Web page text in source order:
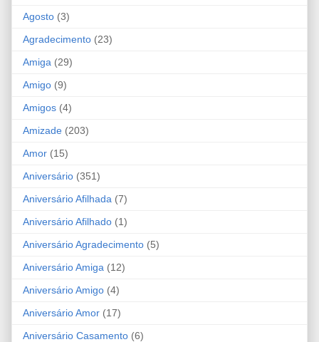
Agosto (3)
Agradecimento (23)
Amiga (29)
Amigo (9)
Amigos (4)
Amizade (203)
Amor (15)
Aniversário (351)
Aniversário Afilhada (7)
Aniversário Afilhado (1)
Aniversário Agradecimento (5)
Aniversário Amiga (12)
Aniversário Amigo (4)
Aniversário Amor (17)
Aniversário Casamento (6)